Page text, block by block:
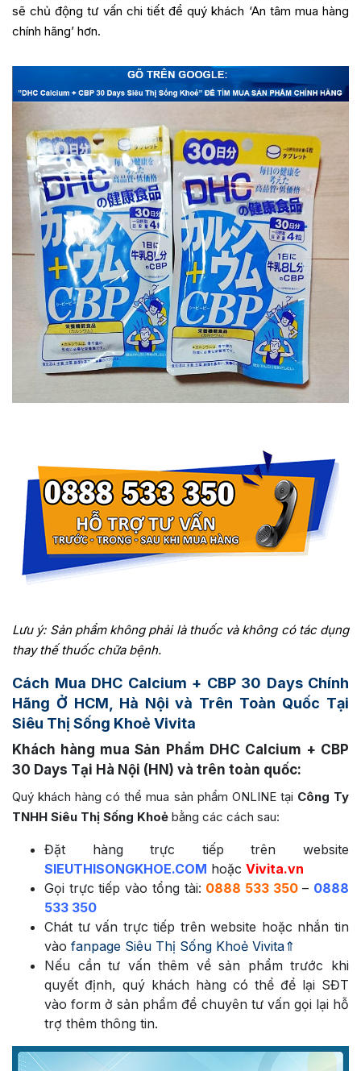
sẽ chủ động tư vấn chi tiết để quý khách ‘An tâm mua hàng
chính hãng’ hơn.
Lưu ý: Sản phẩm không phải là thuốc và không có tác dụng
thay thế thuốc chữa bệnh.
Cách Mua DHC Calcium + CBP 30 DaysChính
Hãng Ở HCM, Hà Nội và Trên Toàn Quốc Tại
Siêu Thị Sống Khoẻ Vivita
Khách hàng mua Sản Phẩm DHC Calcium + CBP
30 Days Tại Hà Nội (HN) và trên toàn quốc:
Quý khách hàng có thể mua sản phẩm ONLINE tại Công Ty
TNHH Siêu Thị Sống Khoẻ bằng các cách sau:
Đặt hàng trực tiếp trên website
SIEUTHISONGKHOE.COM hoặc Vivita.vn
Gọi trực tiếp vào tổng tài: 0888 533 350– 0888
533 350
Chát tư vấn trực tiếp trên website hoặc nhắn tin
vào fanpage Siêu Thị Sống Khoẻ Vivita⇑
Nếu cần tư vấn thêm về sản phẩm trước khi
quyết định, quý khách hàng có thể để lại SĐT
vào form ở sản phẩm để chuyên tư vấn gọi lại hỗ
trợ thêm thông tin.